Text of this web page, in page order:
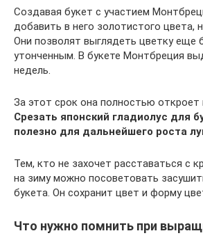
Создавая букет с участием
добавить в него золотистого цвета,
Они позволят выглядеть цветку еще
утонченным. В букете Монтбреция
недель.
За этот срок она полностью откроет
Срезать японский гладиолус для
полезно для дальнейшего роста
Тем, кто не захочет расставаться с
на зиму можно посоветовать
букета. Он сохранит цвет и форму
Что нужно помнить при